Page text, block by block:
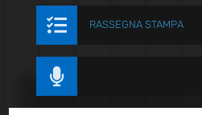
 RASSEGNA STAMPA
